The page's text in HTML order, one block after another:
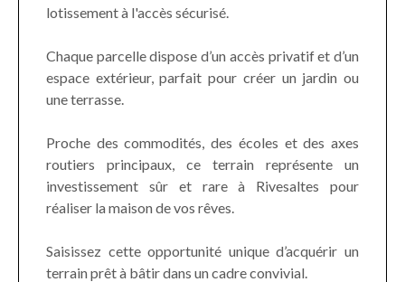
lotissement à l'accès sécurisé.
Chaque parcelle dispose d’un accès privatif et d’un
espace extérieur, parfait pour créer un jardin ou
une terrasse.
Proche des commodités, des écoles et des axes
routiers principaux, ce terrain représente un
investissement sûr et rare à Rivesaltes pour
réaliser la maison de vos rêves.
Saisissez cette opportunité unique d’acquérir un
terrain prêt à bâtir dans un cadre convivial.